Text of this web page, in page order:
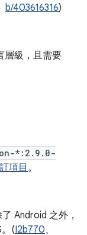
b/403616316)
層級，且需要
*:2.9.0-
項目 。
Android 之外，
(I2b770、